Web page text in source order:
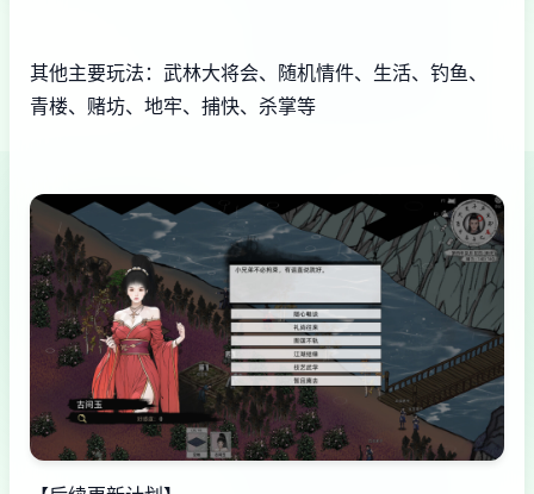
其他主要玩法：武林大将会、随机情件、生活、钓鱼、
青楼、赌坊、地牢、捕快、杀掌等